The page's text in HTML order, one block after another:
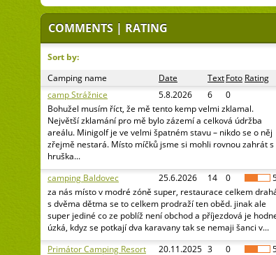
COMMENTS | RATING
Sort by:
Camping name
Date TextFoto Rating
camp Strážnice
5.8.2026 6
0
Bohužel musím říct, že mě tento kemp velmi zklamal.
Největší zklamání pro mě bylo zázemí a celková údržba
areálu. Minigolf je ve velmi špatném stavu – nikdo se o něj
zřejmě nestará. Místo míčků jsme si mohli rovnou zahrát s
hruška...
camping Baldovec
25.6.2026 14 0
za nás místo v modré zóně super, restaurace celkem
s dvěma dětma se to celkem prodraží ten oběd. jinak ale
super jediné co ze poblíž není obchod a příjezdová je
úzká, kdyz se potkají dva karavany tak se nemaji šanci v...
Primátor Camping Resort
20.11.2025 3 0